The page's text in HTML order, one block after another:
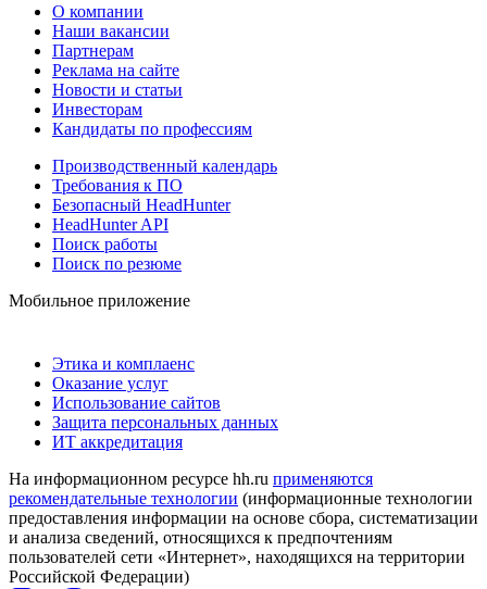
О компании
Наши вакансии
Партнерам
Реклама на сайте
Новости и статьи
Инвесторам
Кандидаты по профессиям
Производственный календарь
Требования к ПО
Безопасный HeadHunter
HeadHunter API
Поиск работы
Поиск по резюме
Мобильное приложение
Этика и комплаенс
Оказание услуг
Использование сайтов
Защита персональных данных
ИТ аккредитация
На информационном ресурсе hh.ru применяются
рекомендательные технологии (информационные технологии
предоставления информации на основе сбора, систематизации
и анализа сведений, относящихся к предпочтениям
пользователей сети «Интернет», находящихся на территории
Российской Федерации)